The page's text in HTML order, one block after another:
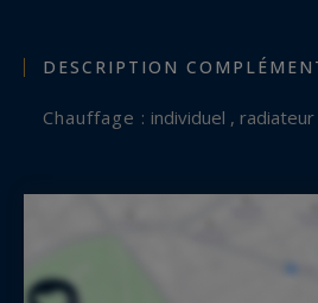
DESCRIPTION
Chauffage : individuel , radiateur